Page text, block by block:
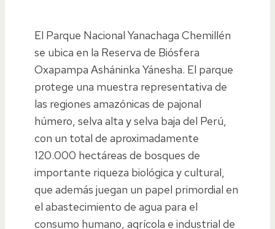
El Parque Nacional Yanachaga Chemillén
se ubica en la Reserva de Biósfera
Oxapampa Asháninka Yánesha. El parque
protege una muestra representativa de
las regiones amazónicas de pajonal
húmero, selva alta y selva baja del Perú,
con un total de aproximadamente
120.000 hectáreas de bosques de
importante riqueza biológica y cultural,
que además juegan un papel primordial en
el abastecimiento de agua para el
consumo humano, agrícola e industrial de